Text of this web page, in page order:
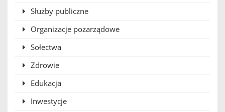
Służby publiczne
Organizacje pozarządowe
Sołectwa
Zdrowie
Edukacja
Inwestycje